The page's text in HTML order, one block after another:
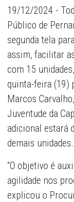
19/12/2024 -
Público de
segunda tela
assim, facilitar
com 15
quinta-feira (19)
Marcos
Juventude da
adicional estará
demais unidades.
“O objetivo é
agilidade nos
explicou o